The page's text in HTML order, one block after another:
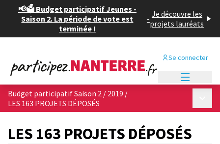
📢🗳️ Budget participatif Jeunes -
Saison 2. La période de vote est
terminée !
- Je découvre les
projets lauréats
Se connecter
Budget participatif Saison 2 / 2019 /
LES 163 PROJETS DÉPOSÉS
LES 163 PROJETS DÉPOSÉS